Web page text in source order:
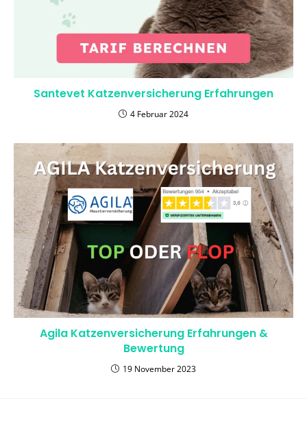
Santevet Katzenversicherung Erfahrungen
4 Februar 2024
Agila Katzenversicherung Erfahrungen &
Bewertung
19 November 2023